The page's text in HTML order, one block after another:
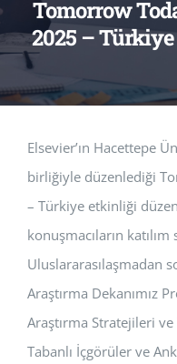
YAYIN
HİZMETLER
Tomorrow
2025 –
Elsevier’ın Hacettepe
birliğiyle düzenlediği
– Türkiye etkinliği
konuşmacıların
Uluslararasılaşmadan
Araştırma Dekanımız
Araştırma Stratejileri
Tabanlı İçgörüler ve